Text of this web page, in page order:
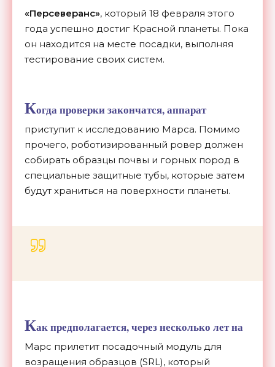
«Персеверанс», который 18 февраля этого
года успешно достиг Красной планеты. Пока
он находится на месте посадки, выполняя
тестирование своих систем.
Когда проверки закончатся, аппарат
приступит к исследованию Марса. Помимо
прочего, роботизированный ровер должен
собирать образцы почвы и горных пород в
специальные защитные тубы, которые затем
будут храниться на поверхности планеты.
Как предполагается, через несколько лет на
Марс прилетит посадочный модуль для
возращения образцов (SRL), который